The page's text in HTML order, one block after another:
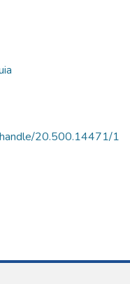
20.500.14471/1